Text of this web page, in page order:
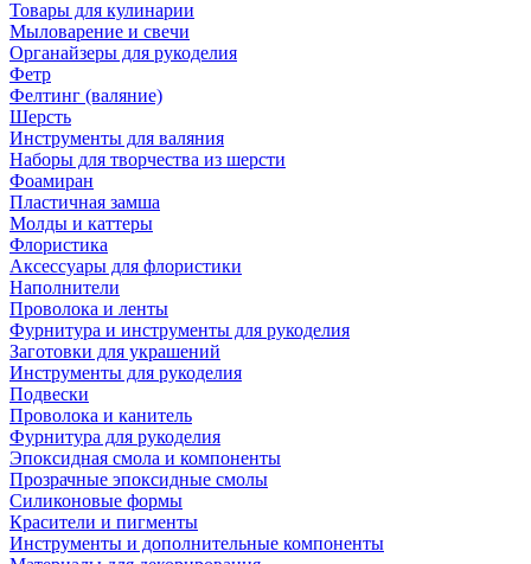
Товары для кулинарии
Мыловарение и свечи
Органайзеры для рукоделия
Фетр
Фелтинг (валяние)
Шерсть
Инструменты для валяния
Наборы для творчества из шерсти
Фоамиран
Пластичная замша
Молды и каттеры
Флористика
Аксессуары для флористики
Наполнители
Проволока и ленты
Фурнитура и инструменты для рукоделия
Заготовки для украшений
Инструменты для рукоделия
Подвески
Проволока и канитель
Фурнитура для рукоделия
Эпоксидная смола и компоненты
Прозрачные эпоксидные смолы
Силиконовые формы
Красители и пигменты
Инструменты и дополнительные компоненты